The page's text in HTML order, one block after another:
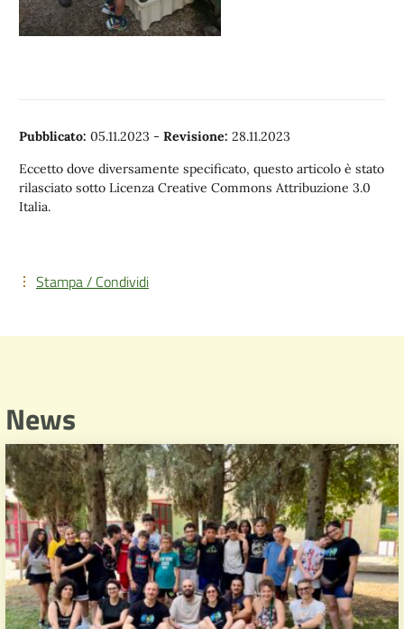
Pubblicato: 05.11.2023 - Revisione: 28.11.2023
Eccetto dove diversamente specificato, questo articolo è stato
rilasciato sotto Licenza Creative Commons Attribuzione 3.0
Italia.
Stampa / Condividi
News